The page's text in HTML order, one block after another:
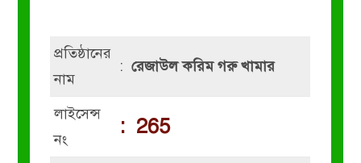
প্রতিষ্ঠানের
নাম
:রেজাউল করিম গরু খামার
লাইসেন্স
নং
: 265